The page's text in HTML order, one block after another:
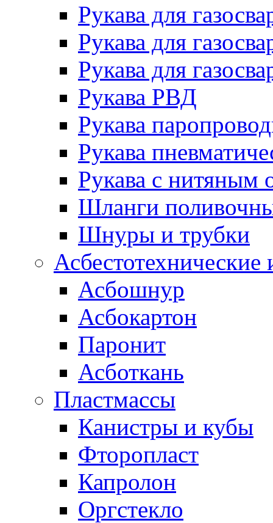
Рукава для
Рукава для
Рукава для
Рукава РВД
Рукава
Рукава
Рукава с нитяным
Шланги
Шнуры и трубки
Асбестотехнические
Асбошнур
Асбокартон
Паронит
Асботкань
Пластмассы
Канистры и кубы
Фторопласт
Капролон
Оргстекло